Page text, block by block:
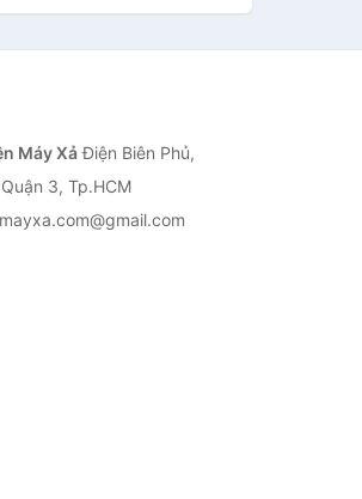
Máy XảĐiện Biên Phủ,
3, Tp.HCM